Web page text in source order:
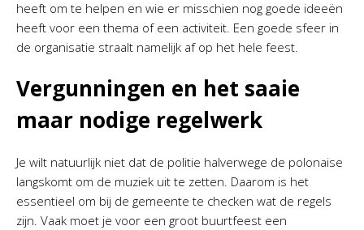
heeft om te helpen en wie er misschien nog goede ideeën
heeft voor een thema of een activiteit. Een goede sfeer in
de organisatie straalt namelijk af op het hele feest.
Vergunningen en het saaie
maar nodige regelwerk
Je wilt natuurlijk niet dat de politie halverwege de polonaise
langskomt om de muziek uit te zetten. Daarom is het
essentieel om bij de gemeente te checken wat de regels
zijn. Vaak moet je voor een groot buurtfeest een